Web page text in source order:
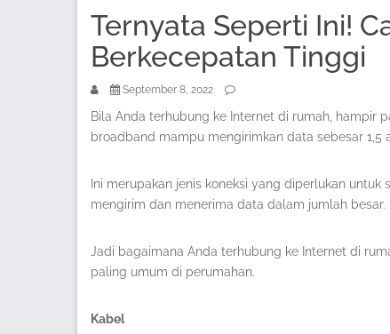
Ternyata Seperti Ini!
Berkecepatan Tinggi
September 8, 2022
Bila Anda terhubung ke Internet di rumah, hampir
broadband mampu mengirimkan data sebesar 1,5
Ini merupakan jenis koneksi yang diperlukan
mengirim dan menerima data dalam jumlah besar.
Jadi bagaimana Anda terhubung ke Internet di
paling umum di perumahan.
Kabel